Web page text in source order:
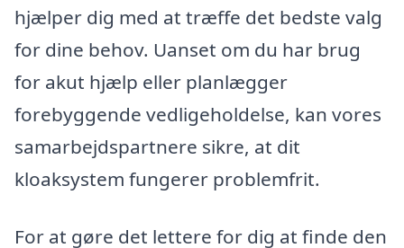
hjælper dig med at træffe det bedste valg
for dine behov. Uanset om du har brug
for akut hjælp eller planlægger
forebyggende vedligeholdelse, kan vores
samarbejdspartnere sikre, at dit
kloaksystem fungerer problemfrit.
For at gøre det lettere for dig at finde den